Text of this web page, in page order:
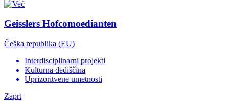
Geisslers Hofcomoedianten
Češka republika (EU)
Interdisciplinarni projekti
Kulturna dediščina
Uprizoritvene umetnosti
Zaprt